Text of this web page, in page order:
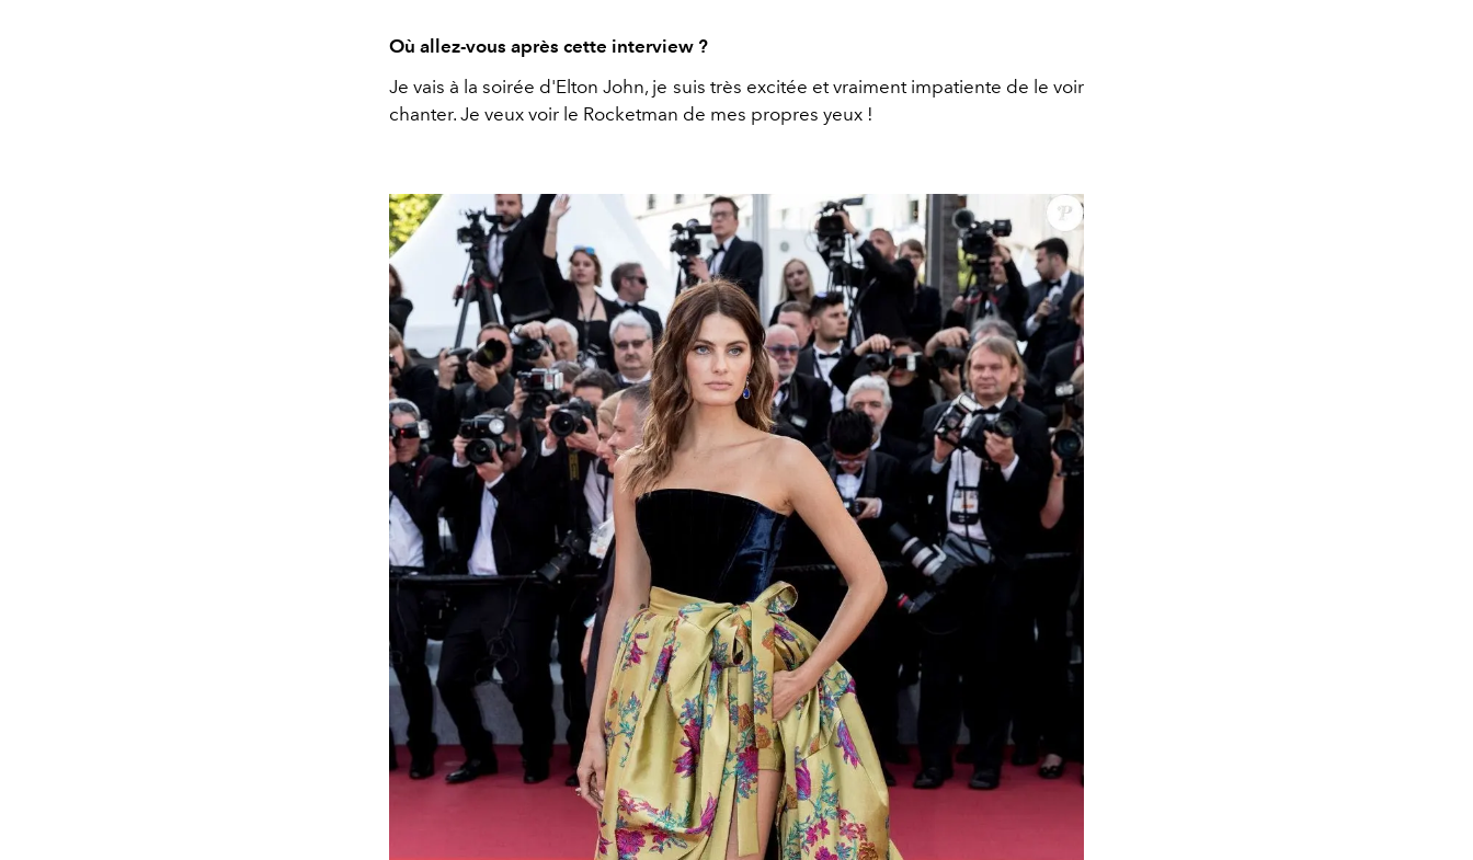
Où allez-vous après cette interview ?
Je vais à la soirée d'Elton John, je suis très excitée et vraiment impatiente de le voir
chanter. Je veux voir le Rocketman de mes propres yeux !